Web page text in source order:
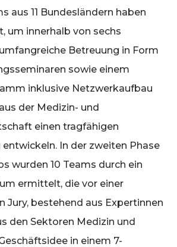
aus 11 Bundesländern haben
um innerhalb von sechs
Betreuung in Form
sowie einem
inklusive Netzwerkaufbau
der Medizin- und
einen tragfähigen
entwickeln. In der zweiten Phase
wurden 10 Teams durch ein
ermittelt, die vor einer
Jury, bestehend aus Expertinnen
den Sektoren Medizin und
in einem 7-